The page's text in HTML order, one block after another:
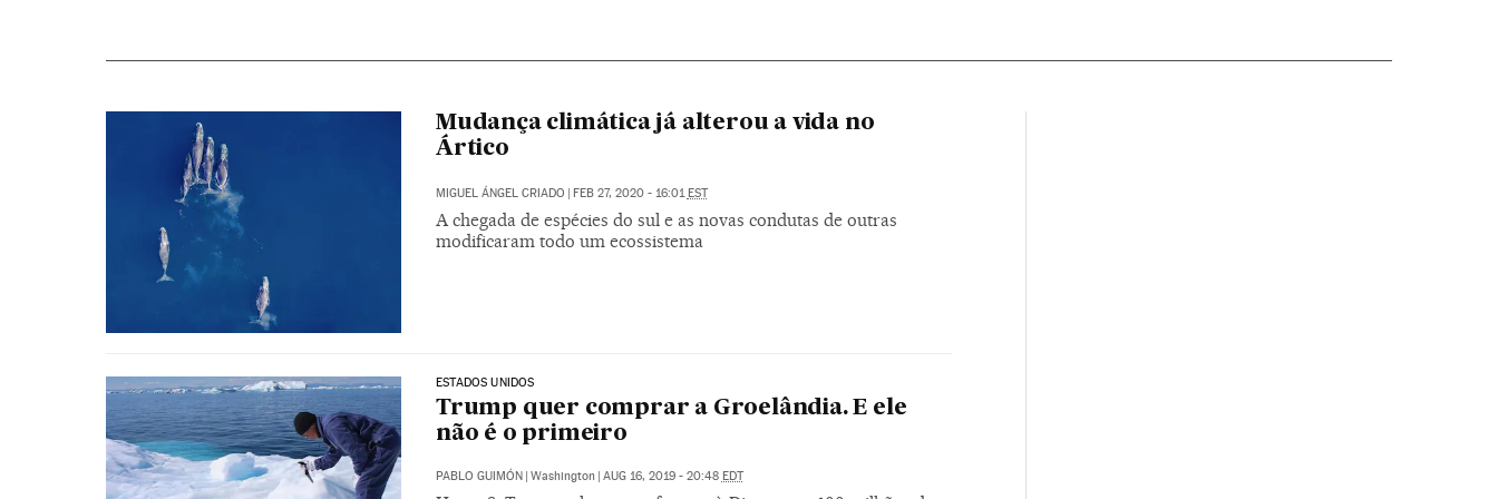
Mudança climática já alterou a vida no
Ártico
MIGUEL ÁNGEL CRIADO | FEB 27, 2020 - 16:01 EST
A chegada de espécies do sul e as novas condutas de outras
modificaram todo um ecossistema
ESTADOS UNIDOS
Trump quer comprar a Groelândia. E ele
não é o primeiro
PABLO GUIMÓN Washington AUG 16, 2019 - 20:48 EDT